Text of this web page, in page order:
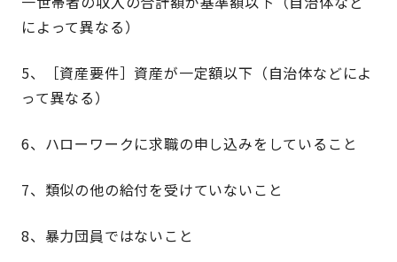
によって異なる）
5、［資産要件］資産が一定額以下（自治体などによ
って異なる）
6、ハローワークに求職の申し込みをしていること
7、類似の他の給付を受けていないこと
8、暴力団員ではないこと